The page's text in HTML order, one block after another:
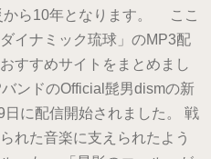
から10年となります。 ここ
イナミック琉球」のMP3配
すすめサイトをまとめまし
ンドのOfficial髭男dismの新
に配信開始されました。 戦
れた音楽に支えられたよう